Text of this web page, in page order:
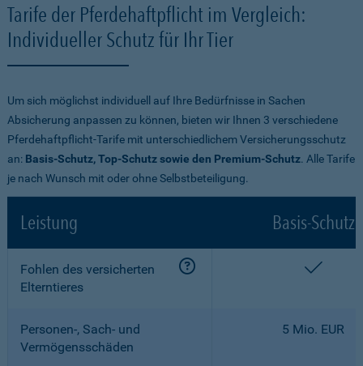
Tarife der Pferdehaftpflicht im Vergleich:
Individueller Schutz für Ihr Tier
Um sich möglichst individuell auf Ihre Bedürfnisse in Sachen
Absicherung anpassen zu können, bieten wir Ihnen 3 verschiedene
Pferdehaftpflicht-Tarife mit unterschiedlichem Versicherungsschutz
an: Basis-Schutz, Top-Schutz sowie den Premium-Schutz. Alle Tarife
je nach Wunsch mit oder ohne Selbstbeteiligung.
Leistung Basis-Schutz
Fohlen des versicherten
Elterntieres
Personen-, Sach- und
Vermögensschäden
5 Mio. EUR